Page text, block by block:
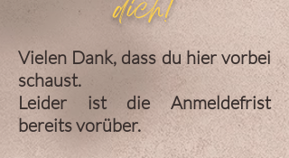
dich!
Vielen Dank, dass du hier vorbei
schaust.
Leider ist die Anmeldefrist
bereits vorüber.